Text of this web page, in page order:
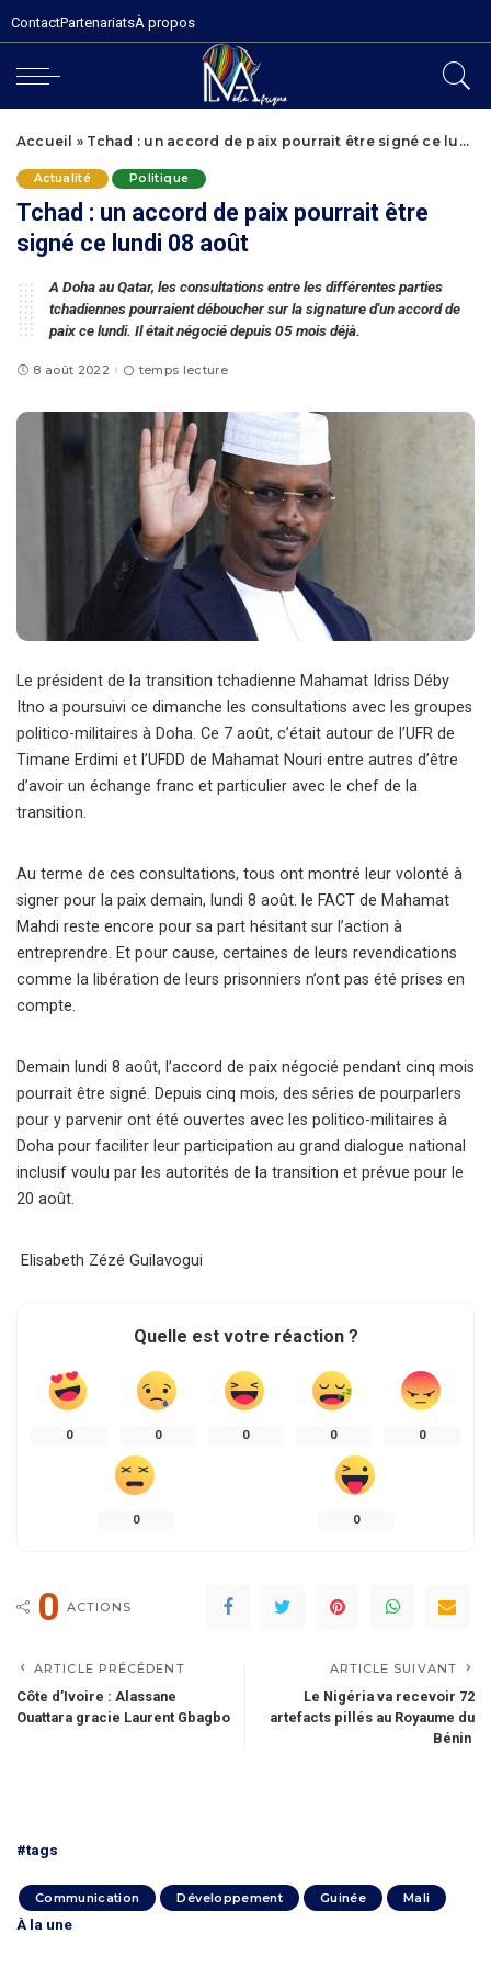
ContactPartenariatsÀ propos
Accueil » Tchad : un accord de paix pourrait être signé ce lundi 08 août
Actualité Politique
Tchad : un accord de paix pourrait être
signé ce lundi 08 août
A Doha au Qatar, les consultations entre les différentes parties
tchadiennes pourraient déboucher sur la signature d'un accord de
paix ce lundi. Il était négocié depuis 05 mois déjà.
8 août 2022 temps lecture
Le président de la transition tchadienne Mahamat Idriss Déby
Itno a poursuivi ce dimanche les consultations avec les groupes
politico-militaires à Doha. Ce 7 août, c’était autour de l’UFR de
Timane Erdimi et l’UFDD de Mahamat Nouri entre autres d’être
d’avoir un échange franc et particulier avec le chef de la
transition.
Au terme de ces consultations, tous ont montré leur volonté à
signer pour la paix demain, lundi 8 août. le FACT de Mahamat
Mahdi reste encore pour sa part hésitant sur l’action à
entreprendre. Et pour cause, certaines de leurs revendications
comme la libération de leurs prisonniers n’ont pas été prises en
compte.
Demain lundi 8 août, l’accord de paix négocié pendant cinq mois
pourrait être signé. Depuis cinq mois, des séries de pourparlers
pour y parvenir ont été ouvertes avec les politico-militaires à
Doha pour faciliter leur participation au grand dialogue national
inclusif voulu par les autorités de la transition et prévue pour le
20 août.
Elisabeth Zézé Guilavogui
Quelle est votre réaction ?
0 0 0 0 0
0 0
0 ACTIONS
ARTICLE PRÉCÉDENT
Côte d’Ivoire : Alassane
Ouattara gracie Laurent Gbagbo
ARTICLE SUIVANT
Le Nigéria va recevoir 72
artefacts pillés au Royaume du
Bénin
#tags
Communication Développement Guinée Mali
À la une